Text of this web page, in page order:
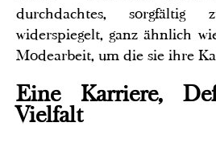
durchdachtes, sorgfältig
widerspiegelt, ganz ähnlich
Modearbeit, um die sie ihre
Eine Karriere,
Vielfalt